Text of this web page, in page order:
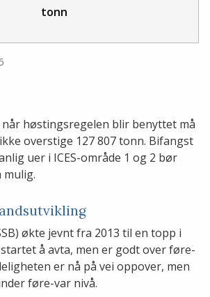
tonn
når høstingsregelen blir benyttet må
overstige 127 807 tonn. Bifangst
uer i ICES-område 1 og 2 bør
mulig.
økte jevnt fra 2013 til en topp i
å avta, men er godt over føre-
er nå på vei oppover, men
føre-var nivå.